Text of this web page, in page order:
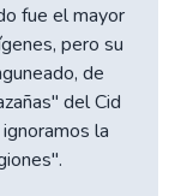
fue el mayor
pero su
de
del Cid
la